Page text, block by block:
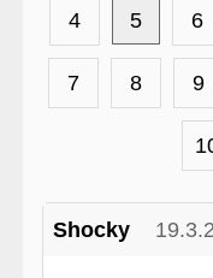
4 5 6
7 8 9
Shocky